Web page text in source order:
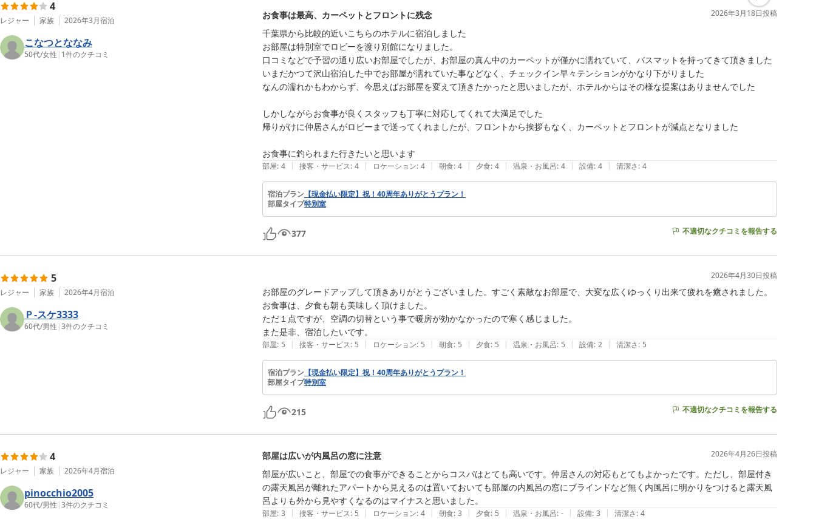
4
レジャー 家族 2026年3月宿泊
こなつとななみ
50代/女性 | 1件のクチコミ
お食事は最高、カーペットとフロントに残念 2026年3月18日投稿
千葉県から比較的近いこちらのホテルに宿泊しました
お部屋は特別室でロビーを渡り別館になりました。
口コミなどで予習の通り広いお部屋でしたが、お部屋の真ん中のカーペットが僅かに濡れていて、バスマットを持ってきて頂きました
いまだかつて沢山宿泊した中でお部屋が濡れていた事などなく、チェックイン早々テンションがかなり下がりました
なんの濡れかもわからず、今思えばお部屋を変えて頂きたかったと思いましたが、ホテルからはその様な提案はありませんでした
しかしながらお食事が良くスタッフも丁寧に対応してくれて大満足でした
帰りがけに仲居さんがロビーまで送ってくれましたが、フロントから挨拶もなく、カーペットとフロントが減点となりました
お食事に釣られまた行きたいと思います
部屋: 4 | 接客・サービス: 4 | ロケーション: 4 | 朝食: 4 | 夕食: 4 | 温泉・お風呂: 4 | 設備: 4 | 清潔さ: 4
宿泊プラン 【現金払い限定】祝！40周年ありがとうプラン！
部屋タイプ特別室
377 不適切なクチコミを報告する
5
レジャー 家族 2026年4月宿泊
Ｐ-スケ3333
60代/男性 |3件のクチコミ
2026年4月30日投稿
お部屋のグレードアップして頂きありがとうございました。すごく素敵なお部屋で、大変な広くゆっくり出来て疲れを癒されました。
お食事は、夕食も朝も美味しく頂けました。
ただ１点ですが、空調の切替という事で暖房が効かなかったので寒く感じました。
また是非、宿泊したいです。
部屋: 5 | 接客・サービス: 5 | ロケーション: 5 | 朝食: 5 | 夕食: 5 | 温泉・お風呂: 5 | 設備: 2 | 清潔さ: 5
宿泊プラン 【現金払い限定】祝！40周年ありがとうプラン！
部屋タイプ特別室
215 不適切なクチコミを報告する
4
レジャー 家族 2026年4月宿泊
pinocchio2005
60代/男性 |3件のクチコミ
部屋は広いが内風呂の窓に注意 2026年4月26日投稿
部屋が広いこと、部屋での食事ができることからコスパはとても高いです。仲居さんの対応もとてもよかったです。ただし、部屋付き
の露天風呂が離れたアパートから見えるのは置いておいても部屋の内風呂の窓にブラインドなど無く内風呂に明かりをつけると露天風
呂よりも外から見やすくなるのはマイナスと思いました。
部屋: 3 | 接客・サービス: 5 | ロケーション: 4 | 朝食: 3 | 夕食: 5 | 温泉・お風呂: - | 設備: 3 | 清潔さ: 4